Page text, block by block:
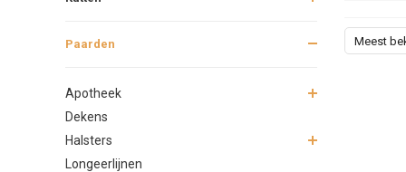
Paarden
Apotheek
Dekens
Halsters
Longeerlijnen
Meest